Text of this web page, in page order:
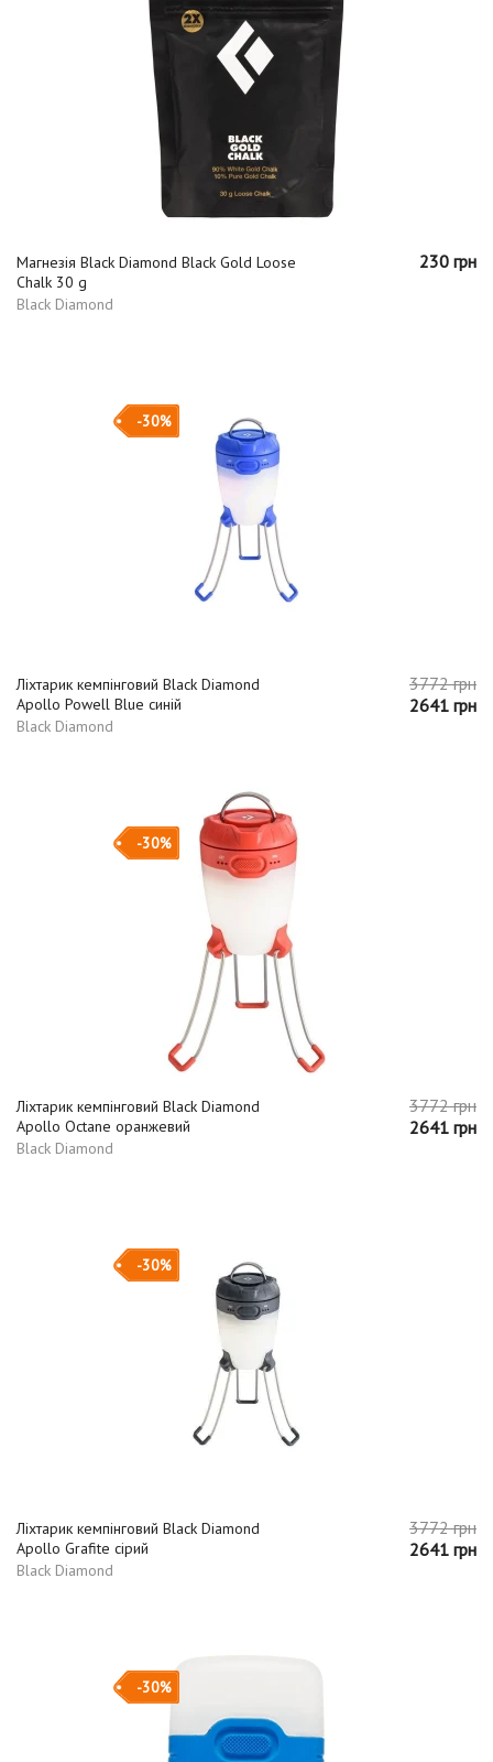
Магнезія Black Diamond Black Gold Loose
Chalk 30 g
Black Diamond
230 грн
-30%
Ліхтарик кемпінговий Black Diamond
Apollo Powell Blue синій
Black Diamond
3772 грн
2641 грн
-30%
Ліхтарик кемпінговий Black Diamond
Apollo Octane оранжевий
Black Diamond
3772 грн
2641 грн
-30%
Ліхтарик кемпінговий Black Diamond
Apollo Grafite сірий
Black Diamond
3772 грн
2641 грн
-30%